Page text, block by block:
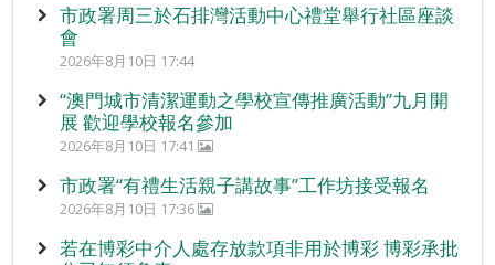
市政署周三於石排灣活動中心禮堂舉行社區座談
會
2026年8月10日 17:44
“澳門城市清潔運動之學校宣傳推廣活動”九月開
展 歡迎學校報名參加
2026年8月10日 17:41
市政署“有禮生活親子講故事”工作坊接受報名
2026年8月10日 17:36
若在博彩中介人處存放款項非用於博彩 博彩承批